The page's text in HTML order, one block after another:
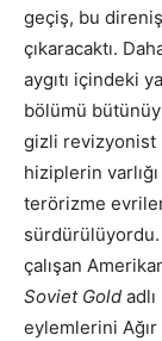
geçiş, bu
çıkaracaktı.
aygıtı içindeki
bölümü
gizli revizyonist
hiziplerin
terörizme
sürdürülüyordu.
çalışan
Soviet Gold
eylemlerini Ağır